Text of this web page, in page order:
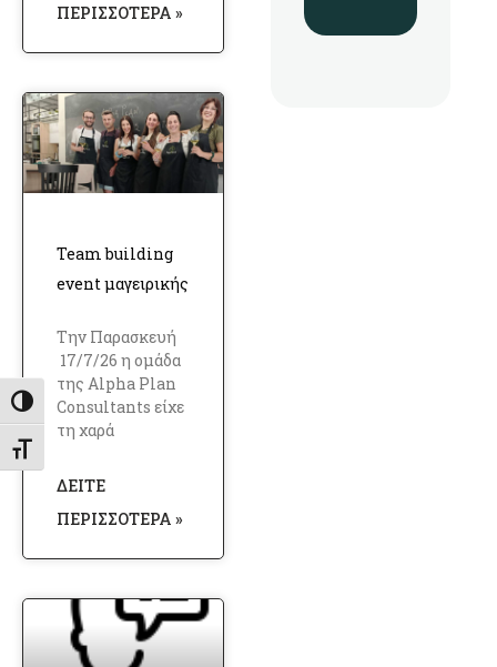
Εναλλαγή Υψηλής Αντίθεσης
Εναλλαγή Μεγέθους Γραμμάτων
ΠΕΡΙΣΣΌΤΕΡΑ »
Team building
event μαγειρικής
Την Παρασκευή
17/7/26 η ομάδα
της Alpha Plan
Consultants είχε
τη χαρά
ΔΕΊΤΕ
ΠΕΡΙΣΣΌΤΕΡΑ »